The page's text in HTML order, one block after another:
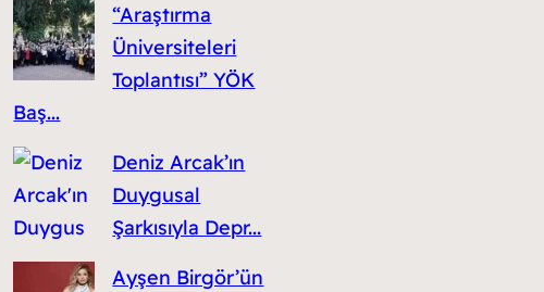
“Araştırma
Üniversiteleri
Toplantısı” YÖK
Baş...
Deniz Arcak’ın
Duygusal
Şarkısıyla Depr...
Ayşen Birgör’ün